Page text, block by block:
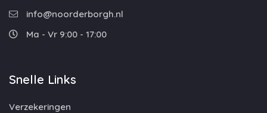
info@noorderborgh.nl
Ma - Vr 9:00 - 17:00
Snelle Links
Verzekeringen